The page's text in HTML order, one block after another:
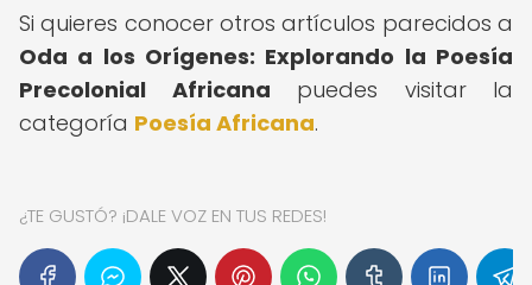
Si quieres conocer otros artículos parecidos a
Oda a los Orígenes: Explorando la Poesía
Precolonial Africana puedes visitar la
categoría Poesía Africana.
¿TE GUSTÓ? ¡DALE VOZ EN TUS REDES!